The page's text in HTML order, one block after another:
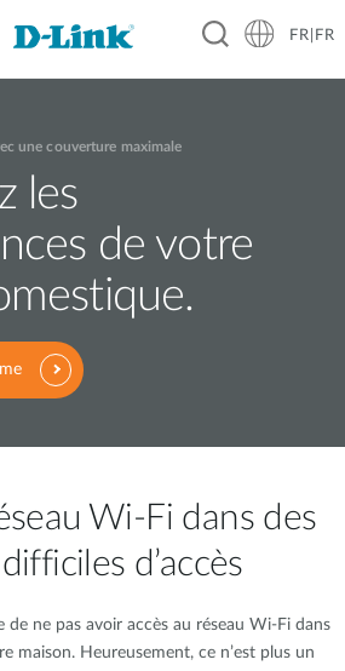
FR|FR
une couverture maximale
les
de votre
Wi-Fi dans des
d’accès
de ne pas avoir accès au réseau Wi-Fi dans
maison. Heureusement, ce n’est plus un